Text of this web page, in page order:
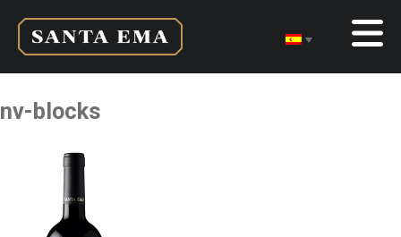
nv-blocks